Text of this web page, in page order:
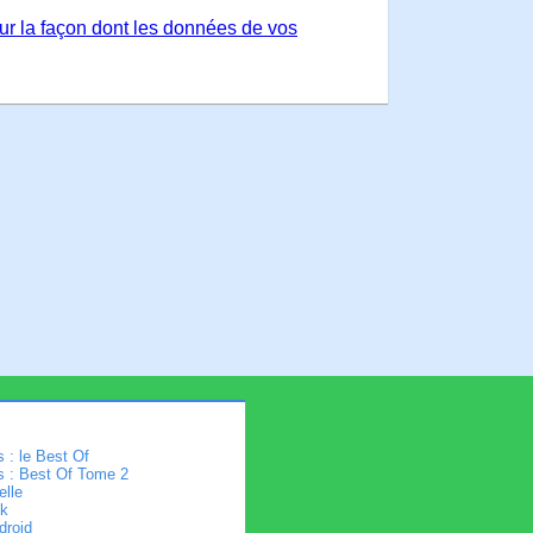
la façon dont les données de vos
: le Best Of
: Best Of Tome 2